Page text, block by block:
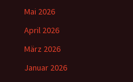
Mai 2026
April 2026
März 2026
Januar 2026